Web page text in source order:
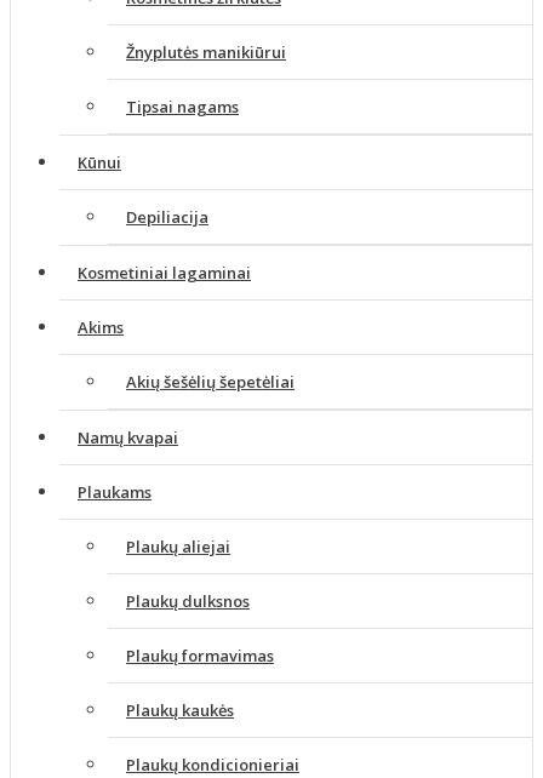
Žnyplutės manikiūrui
Tipsai nagams
Kūnui
Depiliacija
Kosmetiniai lagaminai
Akims
Akių šešėlių šepetėliai
Namų kvapai
Plaukams
Plaukų aliejai
Plaukų dulksnos
Plaukų formavimas
Plaukų kaukės
Plaukų kondicionieriai